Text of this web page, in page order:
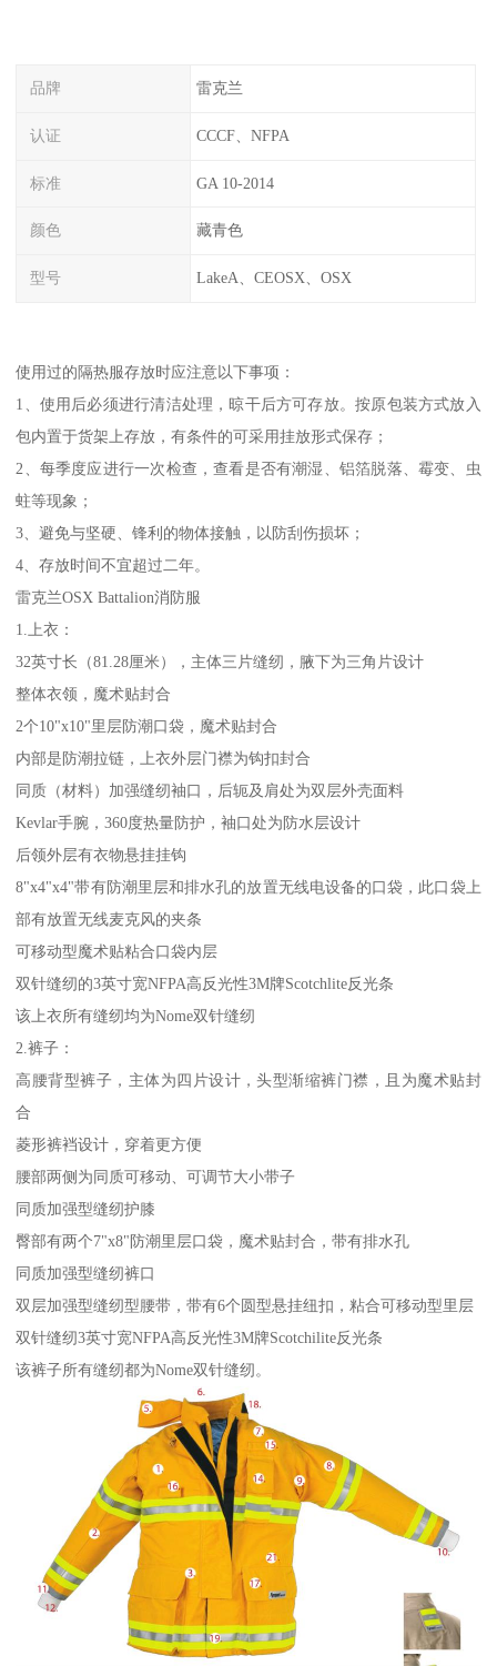
品牌 雷克兰
认证 CCCF、NFPA
标准 GA 10-2014
颜色 藏青色
型号 LakeA、CEOSX、OSX
使用过的隔热服存放时应注意以下事项：
1、使用后必须进行清洁处理，晾干后方可存放。按原包装方式放入
包内置于货架上存放，有条件的可采用挂放形式保存；
2、每季度应进行一次检查，查看是否有潮湿、铝箔脱落、霉变、虫
蛀等现象；
3、避免与坚硬、锋利的物体接触，以防刮伤损坏；
4、存放时间不宜超过二年。
雷克兰OSX Battalion消防服
1.上衣：
32英寸长（81.28厘米），主体三片缝纫，腋下为三角片设计
整体衣领，魔术贴封合
2个10"x10"里层防潮口袋，魔术贴封合
内部是防潮拉链，上衣外层门襟为钩扣封合
同质（材料）加强缝纫袖口，后轭及肩处为双层外壳面料
Kevlar手腕，360度热量防护，袖口处为防水层设计
后领外层有衣物悬挂挂钩
8"x4"x4"带有防潮里层和排水孔的放置无线电设备的口袋，此口袋上
部有放置无线麦克风的夹条
可移动型魔术贴粘合口袋内层
双针缝纫的3英寸宽NFPA高反光性3M牌Scotchlite反光条
该上衣所有缝纫均为Nome双针缝纫
2.裤子：
高腰背型裤子，主体为四片设计，头型渐缩裤门襟，且为魔术贴封
合
菱形裤裆设计，穿着更方便
腰部两侧为同质可移动、可调节大小带子
同质加强型缝纫护膝
臀部有两个7"x8"防潮里层口袋，魔术贴封合，带有排水孔
同质加强型缝纫裤口
双层加强型缝纫型腰带，带有6个圆型悬挂纽扣，粘合可移动型里层
双针缝纫3英寸宽NFPA高反光性3M牌Scotchilite反光条
该裤子所有缝纫都为Nome双针缝纫。